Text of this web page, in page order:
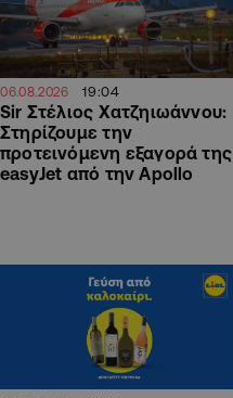
06.08.2026 19:04
Sir Στέλιος Χατζηιωάννου:
Στηρίζουμε την
προτεινόμενη εξαγορά της
easyJet από την Apollo